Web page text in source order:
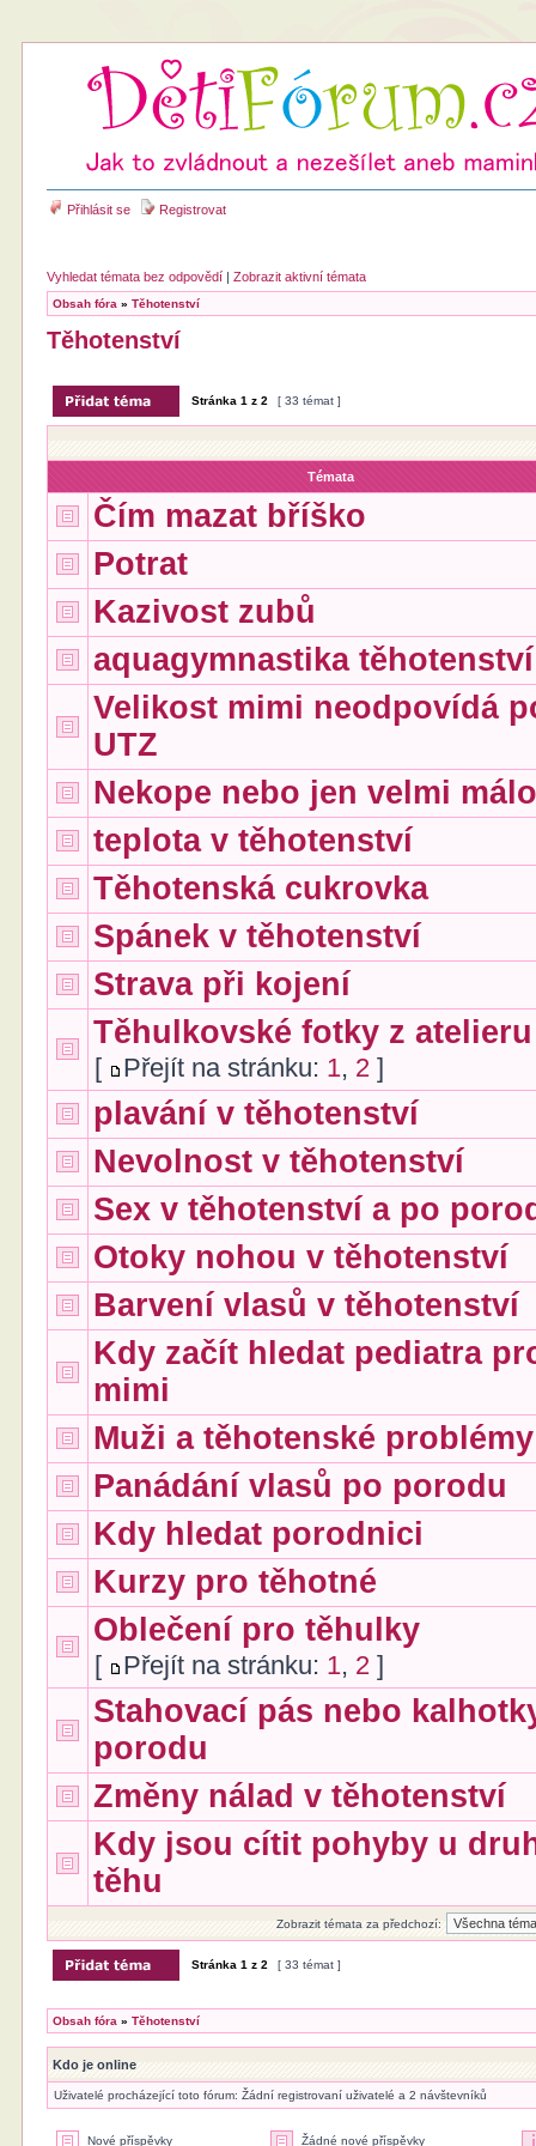
Přihlásit se Registrovat
Vyhledat témata bez odpovědí |Zobrazit aktivní témata
Obsah fóra »Těhotenství
Těhotenství
Stránka1 z2 [ 33 témat ]
Témata
Čím mazat bříško
Potrat
Kazivost zubů
aquagymnastika těhotenství
Velikost mimi neodpovídá
UTZ
Nekope nebo jen velmi
teplota v těhotenství
Těhotenská cukrovka
Spánek v těhotenství
Strava při kojení
Těhulkovské fotky z atelieru
[ Přejít na stránku: 1, 2 ]
plavání v těhotenství
Nevolnost v těhotenství
Sex v těhotenství a po
Otoky nohou v těhotenství
Barvení vlasů v těhotenství
Kdy začít hledat pediatra
mimi
Muži a těhotenské problémy
Panádání vlasů po porodu
Kdy hledat porodnici
Kurzy pro těhotné
Oblečení pro těhulky
[ Přejít na stránku: 1, 2 ]
Stahovací pás nebo
porodu
Změny nálad v těhotenství
Kdy jsou cítit pohyby u
těhu
Zobrazit témata za předchozí:
Stránka1 z2 [ 33 témat ]
Obsah fóra »Těhotenství
Kdo je online
Uživatelé procházející toto fórum: Žádní registrovaní uživatelé a 2 návštevníků
Nové příspěvky Žádné nové příspěvky